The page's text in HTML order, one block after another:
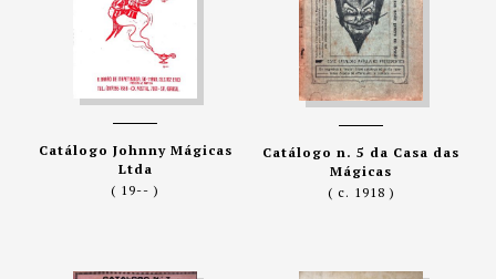
Catálogo Johnny Mágicas
Ltda
( 19-- )
Catálogo n. 5 da Casa das
Mágicas
( c. 1918 )